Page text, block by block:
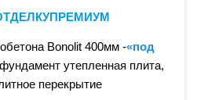
Bonolit 400мм -«под
утепленная плита,
перекрытие